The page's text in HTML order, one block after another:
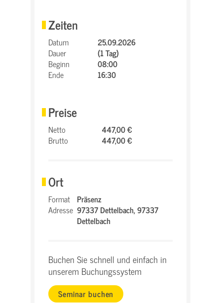
Zeiten
Datum
25.09.2026
Dauer
(1 Tag)
Beginn
08:00
Ende
16:30
Preise
Netto
447,00 €
Brutto
447,00 €
Ort
Format Präsenz
Adresse 97337 Dettelbach,97337
Dettelbach
Buchen Sie schnell und einfach in
unserem Buchungssystem
Seminar buchen